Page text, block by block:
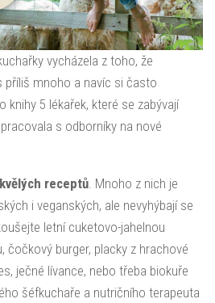
vycházela z toho, že
příliš mnoho a navíc si často
knihy 5 lékařek, které se zabývají
s odborníky na nové
receptů . Mnoho z nich je
i veganských, ale nevyhýbají se
letní cuketovo-jahelnou
čočkový burger, placky z hrachové
ječné lívance, nebo třeba biokuře
šéfkuchaře a nutričního terapeuta